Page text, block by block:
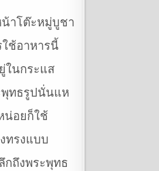
าโต๊ะหมู่บูชา
ใช้อาหารนี้
ในกระแส
พุทธรูปนั่นแห
น่อยก็ใช้
ทรงแบบ
กถึงพระพุทธ